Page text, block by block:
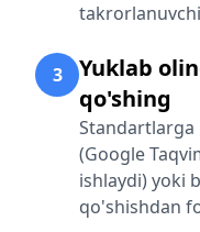
3
Yuklab
qo'shing
Standartlarga
(Google
ishlaydi) yoki
qo'shishdan